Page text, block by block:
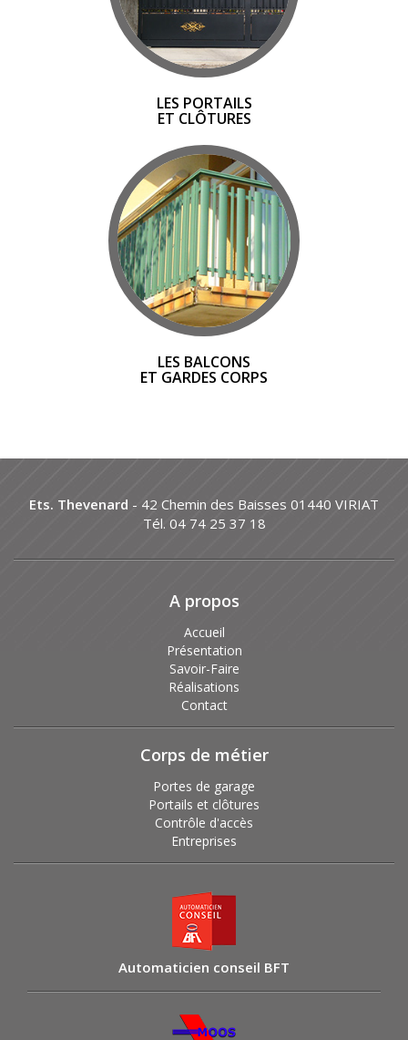
LES PORTAILS
ET CLÔTURES
LES BALCONS
ET GARDES CORPS
Ets. Thevenard - 42 Chemin des Baisses 01440 VIRIAT
Tél. 04 74 25 37 18
A propos
Accueil
Présentation
Savoir-Faire
Réalisations
Contact
Corps de métier
Portes de garage
Portails et clôtures
Contrôle d'accès
Entreprises
Automaticien conseil BFT